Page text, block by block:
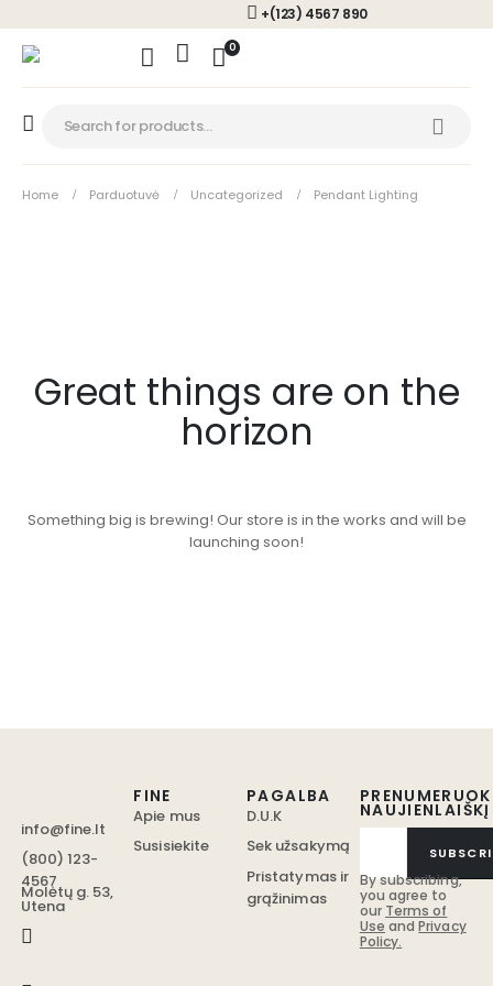
+(123) 4567 890
0
Home Parduotuvė Uncategorized Pendant Lighting
Great things are on the
horizon
Something big is brewing! Our store is in the works and will be
launching soon!
info@fine.lt
(800) 123-
4567
Molėtų g. 53,
Utena
PRENUMERUOK
NAUJIENLAIŠKĮ
By subscribing,
you agree to
our Terms of
Use andPrivacy
Policy.
FINE
Apie mus
Susisiekite
PAGALBA
D.U.K
Sek užsakymą
Pristatymas ir
grąžinimas